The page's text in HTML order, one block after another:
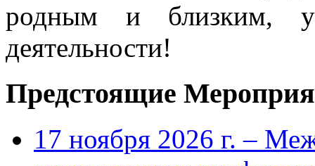
родным и близким,
деятельности!
Предстоящие
17 ноября 2026 г. –